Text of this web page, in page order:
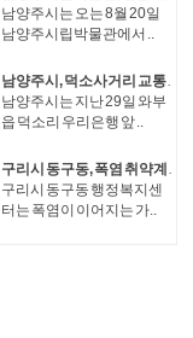
남양주시는 오는 8월 20일
남양주시립박물관에서 ..
남양주시, 덕소사거리 교통운영체계 개선… 상습 정체 완화
남양주시는 지난 29일 와부
읍 덕소리 우리은행 앞 ..
구리시 동구동, 폭염 취약계층 70가구 집중 안부 확인
구리시 동구동 행정복지센
터는 폭염이 이어지는 가..